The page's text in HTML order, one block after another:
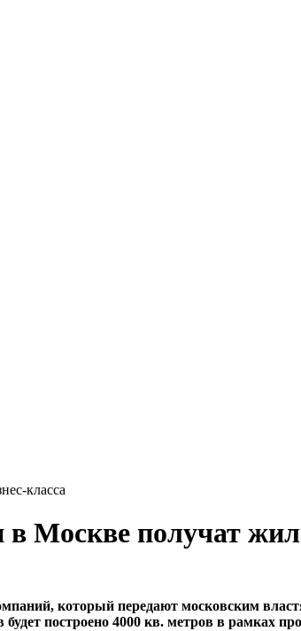
класса
Москве получат
который передают московским
построено 4000 кв. метров в рамках